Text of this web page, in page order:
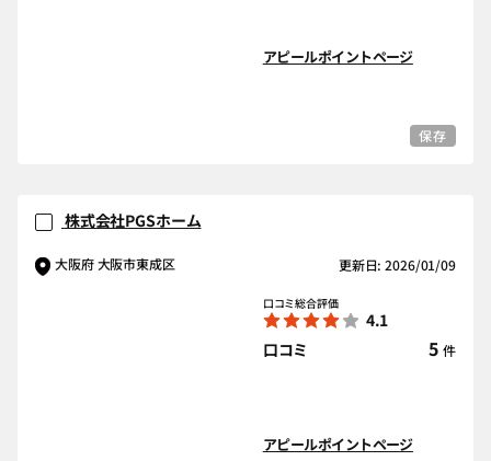
アピールポイントページ
保存
株式会社PGSホーム
大阪府 大阪市東成区 更新日: 2026/01/09
口コミ総合評価
4.1
口コミ
5 件
アピールポイントページ